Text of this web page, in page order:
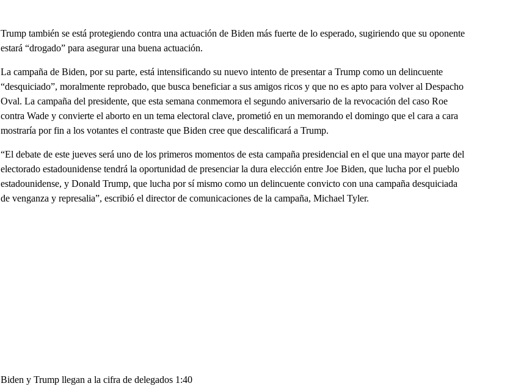
Trump también se está protegiendo contra una actuación de Biden más fuerte de lo esperado, sugiriendo que su oponente
estará “drogado” para asegurar una buena actuación.
La campaña de Biden, por su parte, está intensificando su nuevo intento de presentar a Trump como un delincuente
“desquiciado”, moralmente reprobado, que busca beneficiar a sus amigos ricos y que no es apto para volver al Despacho
Oval. La campaña del presidente, que esta semana conmemora el segundo aniversario de la revocación del caso Roe
contra Wade y convierte el aborto en un tema electoral clave, prometió en un memorando el domingo que el cara a cara
mostraría por fin a los votantes el contraste que Biden cree que descalificará a Trump.
“El debate de este jueves será uno de los primeros momentos de esta campaña presidencial en el que una mayor parte del
electorado estadounidense tendrá la oportunidad de presenciar la dura elección entre Joe Biden, que lucha por el pueblo
estadounidense, y Donald Trump, que lucha por sí mismo como un delincuente convicto con una campaña desquiciada
de venganza y represalia”, escribió el director de comunicaciones de la campaña, Michael Tyler.
Biden y Trump llegan a la cifra de delegados 1:40